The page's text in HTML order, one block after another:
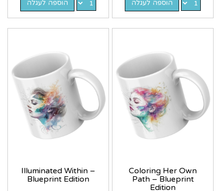
הוספה לעגלה הוספה לעגלה
Coloring Her Own
Path – Blueprint
Edition
Illuminated Within –
Blueprint Edition